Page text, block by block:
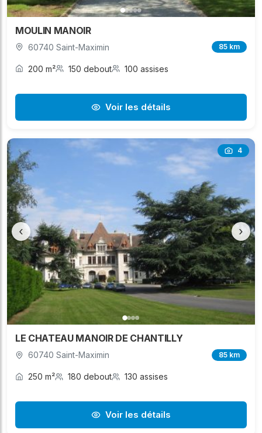
MOULIN MANOIR
60740 Saint-Maximin 85 km
200 m² 150 debout 100 assises
Voir les détails
4
‹ ›
LE CHATEAU MANOIR DE CHANTILLY
60740 Saint-Maximin 85 km
250 m² 180 debout 130 assises
Voir les détails